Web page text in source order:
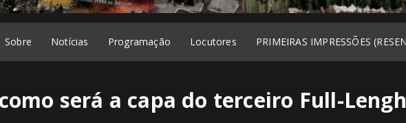
Sobre Notícias Programação Locutores PRIMEIRAS IMPRESSÕES
será a capa do terceiro Full-